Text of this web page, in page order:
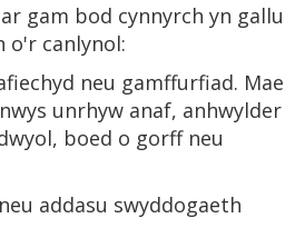
gam bod cynnyrch yn gallu
o'r canlynol:
neu gamffurfiad. Mae
unrhyw anaf, anhwylder
boed o gorff neu
addasu swyddogaeth